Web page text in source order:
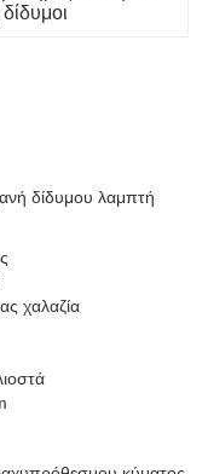
δίδυμου λαμπτή
χαλαζία